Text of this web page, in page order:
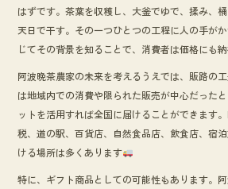
はずです。茶葉を収穫し、大釜でゆで、揉み、桶
天日で干す。その一つひとつの工程に人の手が
じてその背景を知ることで、消費者は価格にも
阿波晩茶農家の未来を考えるうえでは、販路の
は地域内での消費や限られた販売が中心だった
ットを活用すれば全国に届けることができます
税、道の駅、百貨店、自然食品店、飲食店、宿
ける場所は多くあります
特に、ギフト商品としての可能性もあります。阿